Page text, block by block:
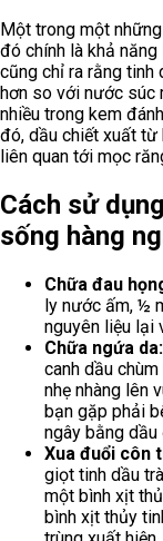
Một trong một
đó chính là khả
cũng chỉ ra rằng tinh
hơn so với nước súc
nhiều trong kem
đó, dầu chiết xuất từ
liên quan tới mọc
Cách sử
sống hàng
Chữa đau
ly nước ấm, ½
nguyên liệu lại
Chữa ngứa da:
canh dầu
nhẹ nhàng lên
bạn gặp phải
ngây bằng
Xua đuổi côn
giọt tinh dầu
một bình xịt
bình xịt thủy